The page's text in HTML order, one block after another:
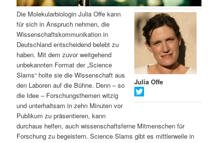
h
a
l
t
s
p
r
I
n
h
a
l
t
s
Julia Offe
Die Molekularbiologin Julia Offe kann
für sich in Anspruch nehmen, die
Wissenschaftskommunikation in
Deutschland entscheidend belebt zu
haben. Mit dem zuvor weitgehend
unbekannten Format der „Science
Slams“ holte sie die Wissenschaft aus
den Laboren auf die Bühne. Denn – so
die Idee – Forschungsthemen witzig
und unterhaltsam in zehn Minuten vor
Publikum zu präsentieren, kann
durchaus helfen, auch wissenschaftsferne Mitmenschen für
Forschung zu begeistern. Science Slams gibt es mittlerweile in